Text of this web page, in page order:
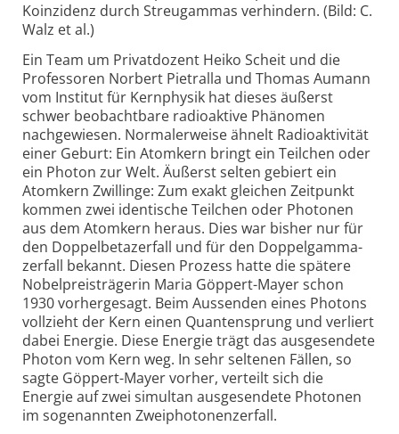
Koinzidenz durch Streugammas verhindern. (Bild: C.
Walz et al.)
Ein Team um Privatdozent Heiko Scheit und die
Professoren Norbert Pietralla und Thomas Aumann
vom Institut für Kernphysik hat dieses äußerst
schwer beobachtbare radioaktive Phänomen
nachgewiesen. Normalerweise ähnelt Radioaktivität
einer Geburt: Ein Atomkern bringt ein Teilchen oder
ein Photon zur Welt. Äußerst selten gebiert ein
Atomkern Zwillinge: Zum exakt gleichen Zeitpunkt
kommen zwei identische Teilchen oder Photonen
aus dem Atomkern heraus. Dies war bisher nur für
den Doppelbeta­zerfall und für den Doppelgamma­
zerfall bekannt. Diesen Prozess hatte die spätere
Nobelpreisträgerin Maria Göppert-Mayer schon
1930 vorhergesagt. Beim Aussenden eines Photons
vollzieht der Kern einen Quantensprung und verliert
dabei Energie. Diese Energie trägt das ausgesendete
Photon vom Kern weg. In sehr seltenen Fällen, so
sagte Göppert-Mayer vorher, verteilt sich die
Energie auf zwei simultan ausgesendete Photonen
im sogenannten Zwei­photonen­zerfall.